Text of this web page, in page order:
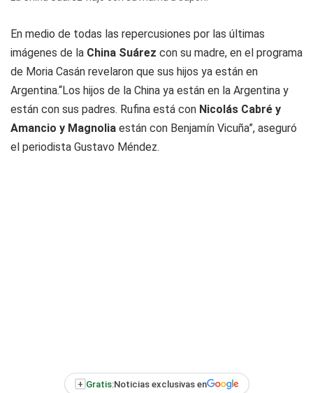
En medio de todas las repercusiones por las últimas
imágenes de la China Suárez con su madre, en el programa
de Moria Casán revelaron que sus hijos ya están en
Argentina.“Los hijos de la China ya están en la Argentina y
están con sus padres. Rufina está con Nicolás Cabré y
Amancio y Magnolia están con Benjamín Vicuña”, aseguró
el periodista Gustavo Méndez.
+ Gratis:Noticias exclusivas en